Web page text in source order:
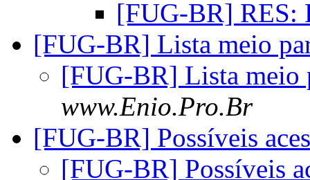
[FUG-BR] RES:
[FUG-BR] Lista meio
[FUG-BR] Lista meio
www.Enio.Pro.Br
[FUG-BR] Possíveis
[FUG-BR] Possíveis